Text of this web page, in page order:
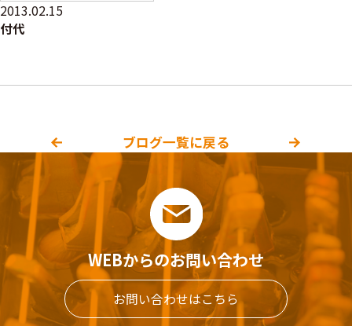
2013.02.15
付代
ブログ一覧に戻る
WEBからのお問い合わせ
お問い合わせはこちら